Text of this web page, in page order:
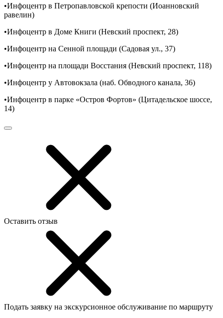
•Инфоцентр в Петропавловской крепости (Иоанновский
равелин)
•Инфоцентр в Доме Книги (Невский проспект, 28)
•Инфоцентр на Сенной площади (Садовая ул., 37)
•Инфоцентр на площади Восстания (Невский проспект, 118)
•Инфоцентр у Автовокзала (наб. Обводного канала, 36)
•Инфоцентр в парке «Остров Фортов» (Цитадельское шоссе,
14)
Оставить отзыв
Подать заявку на экскурсионное обслуживание по маршруту